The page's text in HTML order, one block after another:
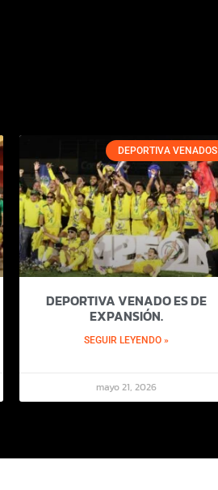
DEPORTIVA VENADOS
DEPORTIVA VENADO ES DE
EXPANSIÓN.
SEGUIR LEYENDO »
mayo 21, 2026